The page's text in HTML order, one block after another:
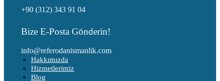
+90 (312) 343 91 04
Bize E-Posta Gönderin!
info@referodanismanlik.com
Hakkımızda
Hizmetlerimiz
Blog